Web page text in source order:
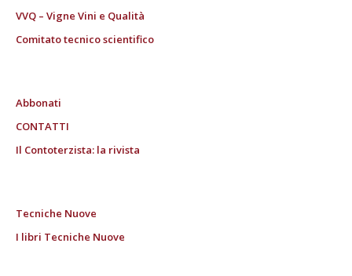
VVQ – Vigne Vini e Qualità
Comitato tecnico scientifico
Abbonati
CONTATTI
Il Contoterzista: la rivista
Tecniche Nuove
I libri Tecniche Nuove